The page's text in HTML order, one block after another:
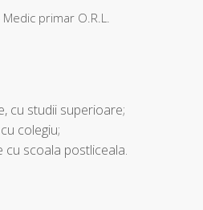
primar O.R.L.
cu studii superioare;
colegiu;
cu scoala postliceala.